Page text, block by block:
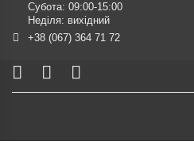
Субота: 09:00-15:00
Неділя: вихідний
+38 (067) 364 71 72